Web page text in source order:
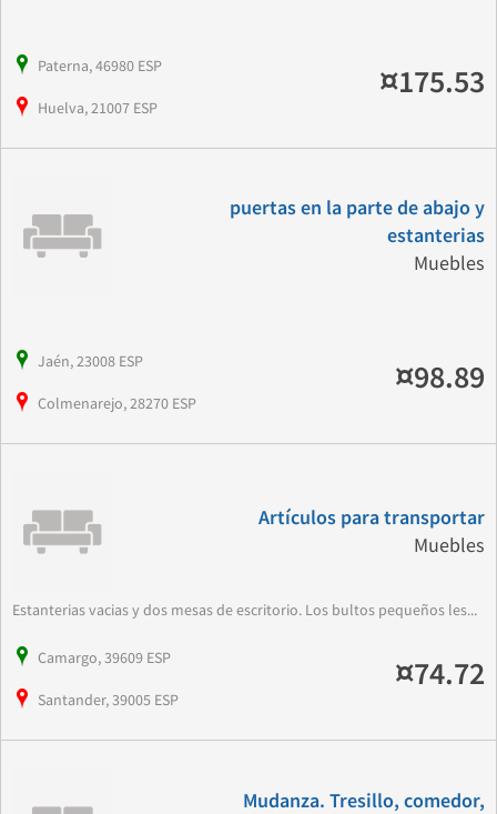
Paterna, 46980 ESP
Huelva, 21007 ESP
¤175.53
puertas en la parte de abajo y
estanterias
Muebles
Jaén, 23008 ESP
Colmenarejo, 28270 ESP
¤98.89
Artículos para transportar
Muebles
Estanterias vacias y dos mesas de escritorio. Los bultos pequeños les...
Camargo, 39609 ESP
Santander, 39005 ESP
¤74.72
Mudanza. Tresillo, comedor,